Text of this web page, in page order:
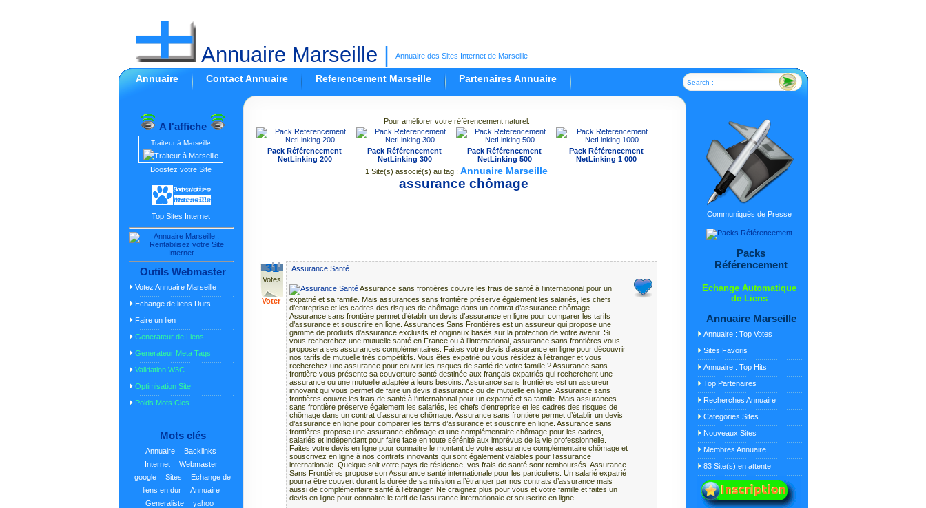
Annuaire Marseille Annuaire des Sites Internet de Marseille
Annuaire Contact Annuaire Referencement Marseille Partenaires Annuaire Search :
A l'affiche
Traiteur à Marseille
Boostez votre Site
Top Sites Internet
Outils Webmaster
Votez Annuaire Marseille
Echange de liens Durs
Faire un lien
Generateur de Liens
Generateur Meta Tags
Validation W3C
Optimisation Site
Poids Mots Cles
Mots clés
Annuaire
Backlinks
Internet
Webmaster
google
Sites
Echange de
liens en dur
Annuaire
Generaliste
yahoo
Pour améliorer votre référencement naturel:
Pack Référencement
NetLinking 200
Pack Référencement
NetLinking 300
Pack Référencement
NetLinking 500
Pack Référencement
NetLinking 1 000
1 Site(s) associé(s) au tag : Annuaire Marseille
assurance chômage
31
Votes
Voter
Assurance Santé
Assurance sans frontières couvre les frais de santé à l’international pour un
expatrié et sa famille. Mais assurances sans frontière préserve également les salariés, les chefs
d’entreprise et les cadres des risques de chômage dans un contrat d’assurance chômage.
Assurance sans frontière permet d’établir un devis d’assurance en ligne pour comparer les tarifs
d’assurance et souscrire en ligne. Assurances Sans Frontières est un assureur qui propose une
gamme de produits d’assurance exclusifs et originaux basés sur la protection de votre avenir. Si
vous recherchez une mutuelle santé en France ou à l’international, assurance sans frontières vous
proposera ses assurances complémentaires. Faites votre devis d’assurance en ligne pour découvrir
nos tarifs de mutuelle très compétitifs. Vous êtes expatrié ou vous résidez à l’étranger et vous
recherchez une assurance pour couvrir les risques de santé de votre famille ? Assurance sans
frontière vous présente sa couverture santé destinée aux français expatriés qui recherchent une
assurance ou une mutuelle adaptée à leurs besoins. Assurance sans frontières est un assureur
innovant qui vous permet de faire un devis d’assurance ou de mutuelle en ligne. Assurance sans
frontières couvre les frais de santé à l’international pour un expatrié et sa famille. Mais assurances
sans frontière préserve également les salariés, les chefs d’entreprise et les cadres des risques de
chômage dans un contrat d’assurance chômage. Assurance sans frontière permet d’établir un devis
d’assurance en ligne pour comparer les tarifs d’assurance et souscrire en ligne. Assurance sans
frontières propose une assurance chômage et une complémentaire chômage pour les cadres,
salariés et indépendant pour faire face en toute sérénité aux imprévus de la vie professionnelle.
Faites votre devis en ligne pour connaitre le montant de votre assurance complémentaire chômage et
souscrivez en ligne à nos contrats innovants qui sont également valables pour l’assurance
internationale. Quelque soit votre pays de résidence, vos frais de santé sont remboursés. Assurance
Sans Frontières propose son Assurance santé internationale pour les particuliers. Un salarié expatrié
pourra être couvert durant la durée de sa mission a l’étranger par nos contrats d’assurance mais
aussi de complémentaire santé à l’étranger. Ne craignez plus pour vous et votre famille et faites un
devis en ligne pour connaitre le tarif de l’assurance internationale et souscrire en ligne.
Communiqués de Presse
Packs
Référencement
Echange Automatique
de Liens
Annuaire Marseille
Annuaire : Top Votes
Sites Favoris
Annuaire : Top Hits
Top Partenaires
Recherches Annuaire
Categories Sites
Nouveaux Sites
Membres Annuaire
83 Site(s) en attente